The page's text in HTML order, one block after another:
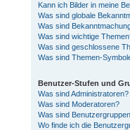
Kann ich Bilder in meine
Was sind globale
Was sind
Was sind wichtige
Was sind geschlossene
Was sind Themen-
Benutzer-Stufen und
Was sind Administratoren?
Was sind Moderatoren?
Was sind
Wo finde ich die